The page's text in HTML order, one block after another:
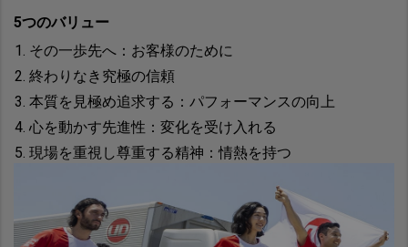
5つのバリュー
その一歩先へ：お客様のために
終わりなき究極の信頼
本質を見極め追求する：パフォーマンスの向上
心を動かす先進性：変化を受け入れる
現場を重視し尊重する精神：情熱を持つ